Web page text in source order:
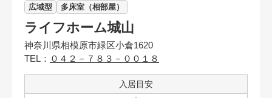
広域型 多床室（相部屋）
ライフホーム城山
神奈川県相模原市緑区小倉1620
TEL： ０４２－７８３－００１８
入居目安